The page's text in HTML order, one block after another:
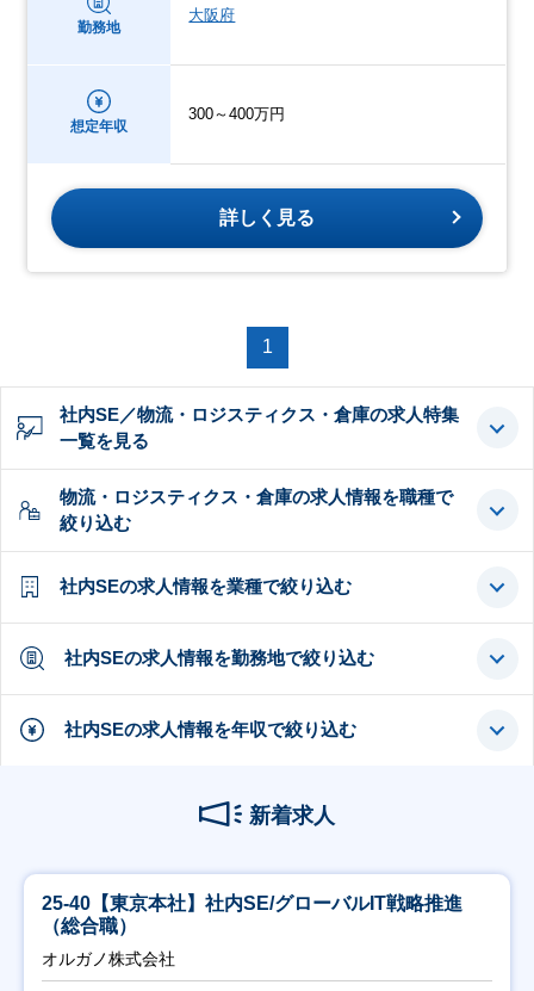
勤務地
大阪府
想定年収
300～400万円
詳しく見る
1
社内SE／物流・ロジスティクス・倉庫の求人特集
一覧を見る
物流・ロジスティクス・倉庫の求人情報を職種で
絞り込む
社内SEの求人情報を業種で絞り込む
社内SEの求人情報を勤務地で絞り込む
社内SEの求人情報を年収で絞り込む
新着求人
25-40【東京本社】社内SE/グローバルIT戦略推進
（総合職）
オルガノ株式会社